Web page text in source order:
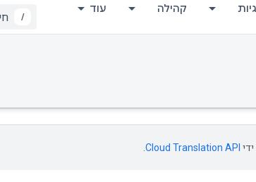
קהילה עוד
/
Cloud Translation API